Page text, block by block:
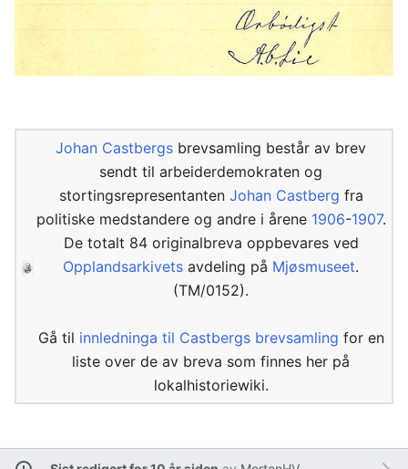
Johan Castbergs brevsamling består av brev
sendt til arbeiderdemokraten og
stortingsrepresentanten Johan Castberg fra
politiske medstandere og andre i årene 1906-1907.
De totalt 84 originalbreva oppbevares ved
Opplandsarkivets avdeling på Mjøsmuseet.
(TM/0152).
Gå til innledninga til Castbergs brevsamling for en
liste over de av breva som finnes her på
lokalhistoriewiki.